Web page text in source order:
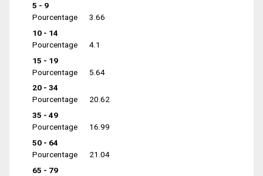
5 - 9
Pourcentage
3.66
10 - 14
Pourcentage
4.1
15 - 19
Pourcentage
5.64
20 - 34
Pourcentage
20.62
35 - 49
Pourcentage
16.99
50 - 64
Pourcentage
21.04
65 - 79